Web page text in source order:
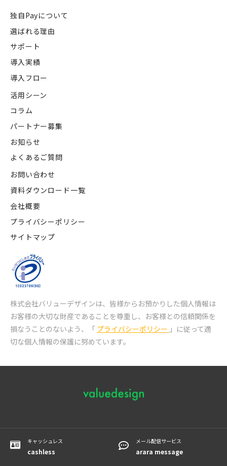
独自Payについて
選ばれる理由
サポート
導入実績
導入フロー
活用シーン
コラム
パートナー募集
お知らせ
よくあるご質問
お問い合わせ
資料ダウンロード一覧
会社概要
プライバシーポリシー
サイトマップ
株式会社バリューデザインは、皆様からお預かりした個人情報は
お客様の大切な財産であることを尊重し、 お客様との信頼関係を
損なうことのないよう、「 プライバシーポリシー 」に従って適
切な個人情報の保護に努めています。
キャッシュレス
cashless
メール配信サービス
arara message